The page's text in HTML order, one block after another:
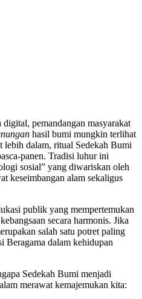
pemandangan masyarakat
hasil bumi mungkin terlihat
dalam, ritual Sedekah Bumi
panen. Tradisi luhur ini
sosial” yang diwariskan oleh
keseimbangan alam sekaligus
publik yang mempertemukan
secara harmonis. Jika
salah satu potret paling
Beragama dalam kehidupan
Sedekah Bumi menjadi
merawat kemajemukan kita: